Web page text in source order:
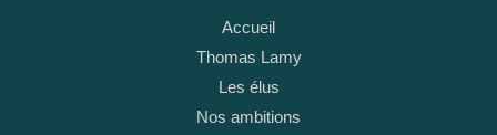
Accueil
Thomas Lamy
Les élus
Nos ambitions